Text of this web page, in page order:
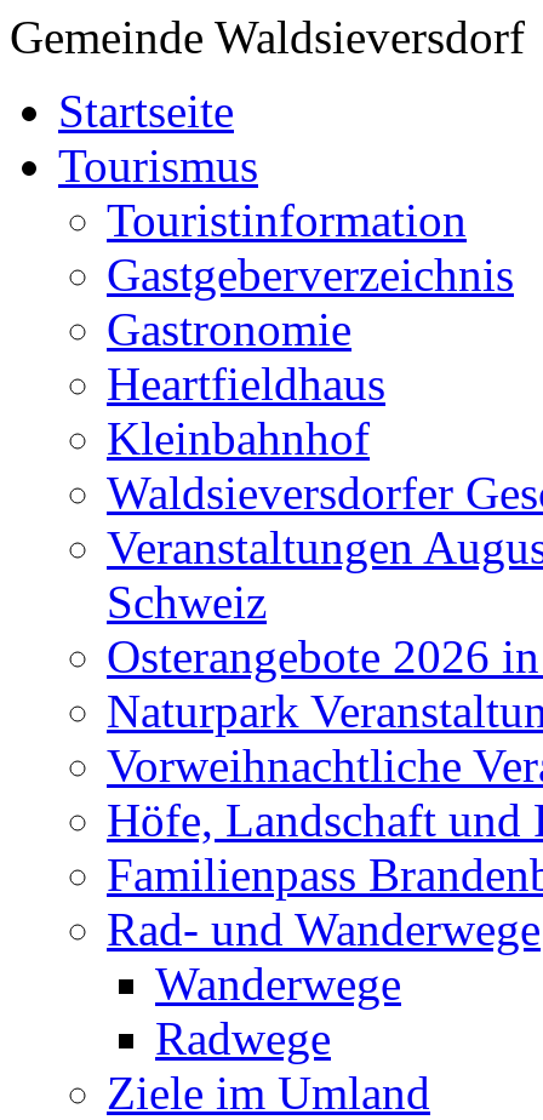
Gemeinde Waldsieversdorf
Startseite
Tourismus
Touristinformation
Gastgeberverzeichnis
Gastronomie
Heartfieldhaus
Kleinbahnhof
Waldsieversdorfer
Veranstaltungen
Schweiz
Osterangebote 2026
Naturpark
Vorweihnachtliche
Höfe, Landschaft und
Familienpass
Rad- und Wanderwege
Wanderwege
Radwege
Ziele im Umland